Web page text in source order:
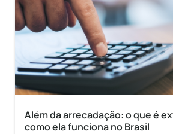
Além da arrecadação: o que é
como ela funciona no Brasil